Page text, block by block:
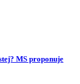
MS proponuje